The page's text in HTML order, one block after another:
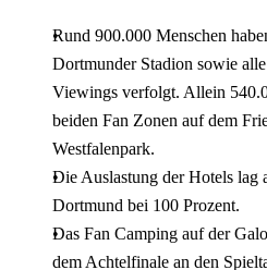
Rund 900.000 Menschen
Dortmunder Stadion sowie
Viewings verfolgt. Allein
beiden Fan Zonen auf dem
Westfalenpark.
Die Auslastung der Hotels lag
Dortmund bei 100 Prozent.
Das Fan Camping auf der
dem Achtelfinale an den